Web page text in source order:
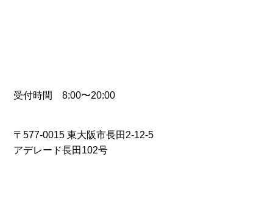
受付時間 8:00〜20:00
〒577-0015 東大阪市長田2-12-5
アデレード長田102号